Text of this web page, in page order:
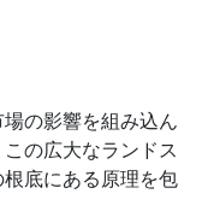
の影響を組み込ん
の広大なランドス
底にある原理を包